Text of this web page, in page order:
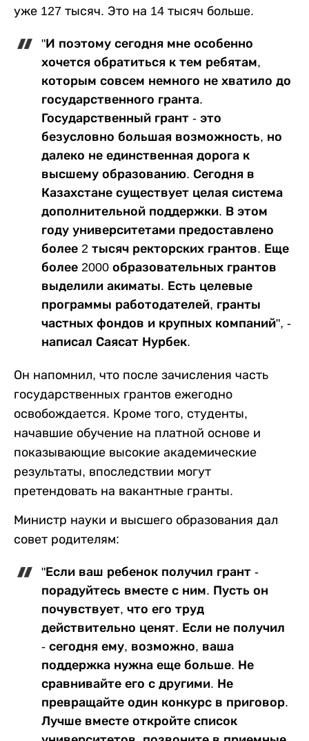
уже 127 тысяч. Это на 14 тысяч больше.
"И поэтому сегодня мне особенно
хочется обратиться к тем ребятам,
которым совсем немного не хватило до
государственного гранта.
Государственный грант - это
безусловно большая возможность, но
далеко не единственная дорога к
высшему образованию. Сегодня в
Казахстане существует целая система
дополнительной поддержки. В этом
году университетами предоставлено
более 2 тысяч ректорских грантов. Еще
более 2000 образовательных грантов
выделили акиматы. Есть целевые
программы работодателей, гранты
частных фондов и крупных компаний", -
написал Саясат Нурбек.
Он напомнил, что после зачисления часть
государственных грантов ежегодно
освобождается. Кроме того, студенты,
начавшие обучение на платной основе и
показывающие высокие академические
результаты, впоследствии могут
претендовать на вакантные гранты.
Министр науки и высшего образования дал
совет родителям:
"Если ваш ребенок получил грант -
порадуйтесь вместе с ним. Пусть он
почувствует, что его труд
действительно ценят. Если не получил
- сегодня ему, возможно, ваша
поддержка нужна еще больше. Не
сравнивайте его с другими. Не
превращайте один конкурс в приговор.
Лучше вместе откройте список